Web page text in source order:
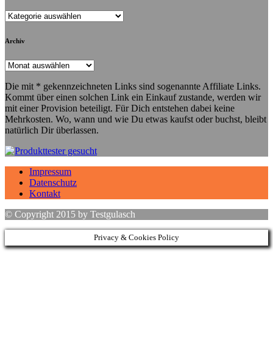
Kategorien
Archiv
Archiv
Die mit * gekennzeichneten Links sind sogenannte Affiliate Links.
Kommt über einen solchen Link ein Einkauf zustande, werden wir
mit einer Provision beteiligt. Für Dich entstehen dabei keine
Mehrkosten. Wo, wann und wie Du etwas kaufst oder buchst, bleibt
natürlich Dir überlassen.
Impressum
Datenschutz
Kontakt
© Copyright 2015 by Testgulasch
Privacy & Cookies Policy